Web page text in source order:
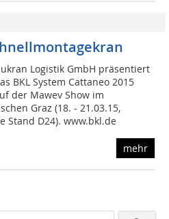
Logistik GmbH präsentiert
BKL System Cattaneo 2015
der Mawev Show im
Graz (18. - 21.03.15,
Stand D24). www.bkl.de
mehr